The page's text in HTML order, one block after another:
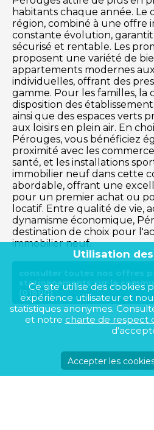
habitants chaque année. Le
région, combiné à une offre
constante évolution,
sécurisé et rentable. Les
proposent une variété de
appartements modernes
individuelles, offrant des
gamme. Pour les familles, la
disposition des
ainsi que des espaces verts
aux loisirs en plein air. En
Pérouges, vous bénéficiez
proximité avec les
santé, et les installations
immobilier neuf dans cette
abordable, offrant une
pour un premier achat ou
locatif. Entre qualité de vie,
dynamisme économique,
destination de choix pour
immobilier neuf.
consulter toutes nos offres
stationnements sur la
(01800)
Utilisation
Ce site utilise des cookies
expérience utilisateur et
statistiques anonymes.
et notre charte de respect
Accepter les